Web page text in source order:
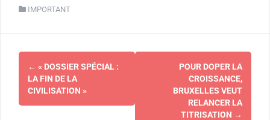
IMPORTANT
Navigation
d'article
← « DOSSIER SPÉCIAL :
LA FIN DE LA
CIVILISATION »
POUR DOPER LA
CROISSANCE,
BRUXELLES VEUT
RELANCER LA
TITRISATION →